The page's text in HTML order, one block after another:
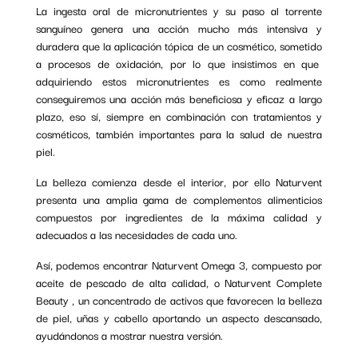
La ingesta oral de micronutrientes y su paso al torrente
sanguíneo genera una acción mucho más intensiva y
duradera que la aplicación tópica de un cosmético, sometido
a procesos de oxidación, por lo que insistimos en que
adquiriendo estos micronutrientes es como realmente
conseguiremos una acción más beneficiosa y eficaz a largo
plazo, eso sí, siempre en combinación con tratamientos y
cosméticos, también importantes para la salud de nuestra
piel.
La belleza comienza desde el interior, por ello Naturvent
presenta una amplia gama de complementos alimenticios
compuestos por ingredientes de la máxima calidad y
adecuados a las necesidades de cada uno.
Así, podemos encontrar Naturvent Omega 3, compuesto por
aceite de pescado de alta calidad, o Naturvent Complete
Beauty , un concentrado de activos que favorecen la belleza
de piel, uñas y cabello aportando un aspecto descansado,
ayudándonos a mostrar nuestra versión.